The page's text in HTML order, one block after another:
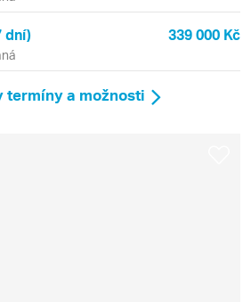
dní) 339 000 Kč
termíny a možnosti